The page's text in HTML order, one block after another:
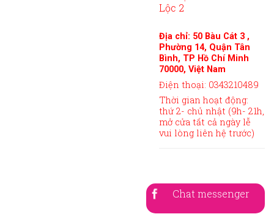
Lộc 2
Địa chỉ: 50 Bàu Cát 3 ,
Phường 14, Quận Tân
Bình, TP Hồ Chí Minh
70000, Việt Nam
Điện thoại: 0343210489
Thời gian hoạt động:
thứ 2- chủ nhật (9h- 21h,
mở cửa tất cả ngày lễ
vui lòng liên hệ trước)
Chat messenger